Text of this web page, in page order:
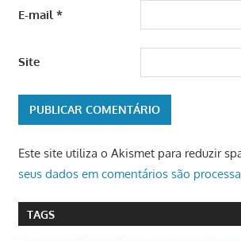
E-mail *
Site
Este site utiliza o Akismet para reduzir
seus dados em comentários são
TAGS